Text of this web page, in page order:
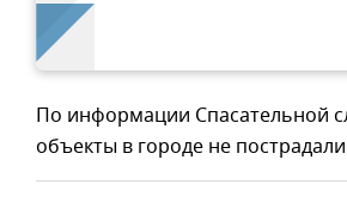
По информации Спасательной
объекты в городе не